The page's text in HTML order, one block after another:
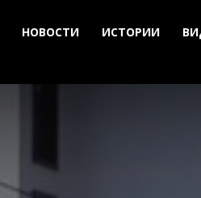
НОВОСТИ ИСТОРИИ